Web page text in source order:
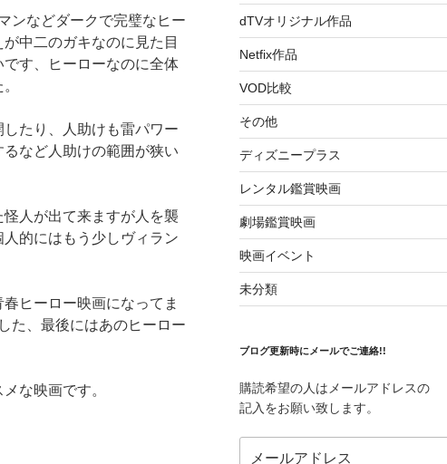
ンなどダークで完璧なヒー
中二のガキなのに見た目
す、ヒーローなのに全体
たり、人助けも雷パワー
など人助けの範囲が狭い
人が出て来ますが人を襲
的にはもう少しヴィラン
ヒーロー映画になってま
た、最後にはあのヒーロー
な映画です。
dTVオリジナル作品
Netfix作品
VOD比較
その他
ディズニープラス
レンタル鑑賞映画
劇場鑑賞映画
映画イベント
未分類
ブログ更新時にメールでご連絡!!
購読希望の人はメールアドレスの
記入をお願い致します。